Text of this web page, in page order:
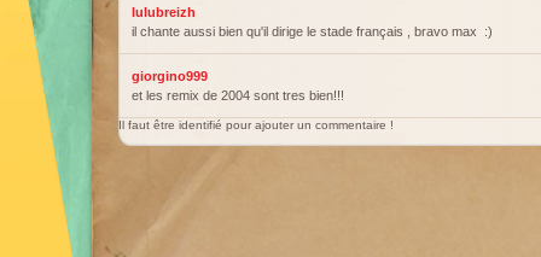
lulubreizh
il chante aussi bien qu'il dirige le stade français , bravo max :)
giorgino999
et les remix de 2004 sont tres bien!!!
Il faut être identifié pour ajouter un commentaire !